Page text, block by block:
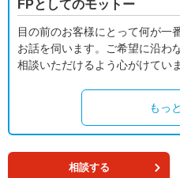
FPとしてのモットー
目の前のお客様にとって何が一
お話を伺います。ご希望に沿わ
相談いただけるよう心がけていま
もっ
相談する